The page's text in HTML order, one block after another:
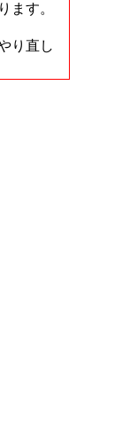
ます。
り直し